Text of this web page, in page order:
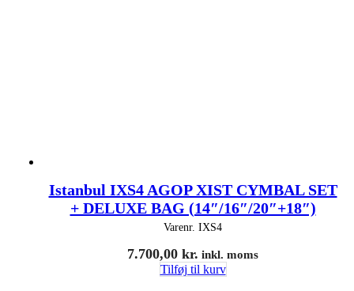
Istanbul IXS4 AGOP XIST CYMBAL SET
+ DELUXE BAG (14″/16″/20″+18″)
Varenr. IXS4
7.700,00 kr. inkl. moms
Tilføj til kurv